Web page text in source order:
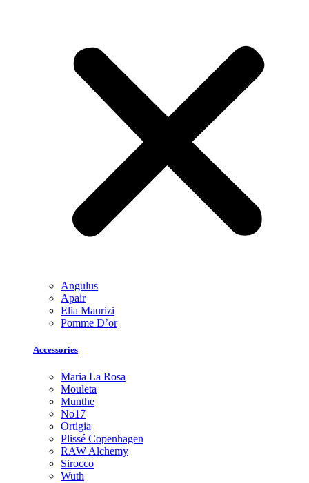
Angulus
Apair
Elia Maurizi
Pomme D’or
Accessories
Maria La Rosa
Mouleta
Munthe
No17
Ortigia
Plissé Copenhagen
RAW Alchemy
Sirocco
Wuth